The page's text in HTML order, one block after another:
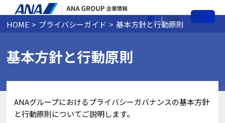
JP EN
HOME プライバシーガイド 基本方針と行動原則
基本方針と行動原則
ANAグループにおけるプライバシーガバナンスの基本方針
と行動原則についてご説明します。